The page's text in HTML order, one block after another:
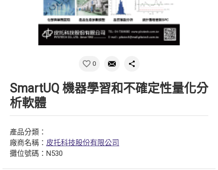
0
SmartUQ 機器學習和不確定性量化分
析軟體
產品分類：
廠商名稱： 皮托科技股份有限公司
攤位號碼：N530